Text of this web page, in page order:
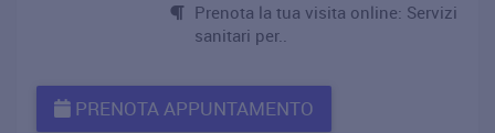
Prenota la tua visita online: Servizi
sanitari per..
PRENOTA APPUNTAMENTO